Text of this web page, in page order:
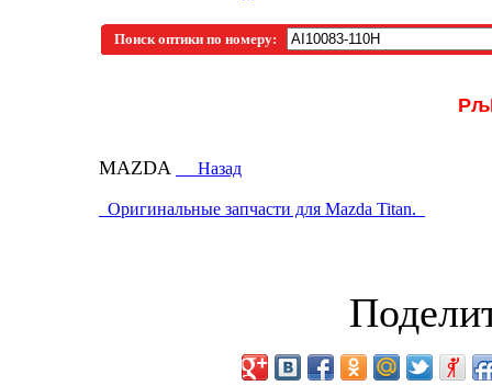
Поиск оптики по номеру:
MAZDA Назад
Оригинальные запчасти для Mazda Titan.